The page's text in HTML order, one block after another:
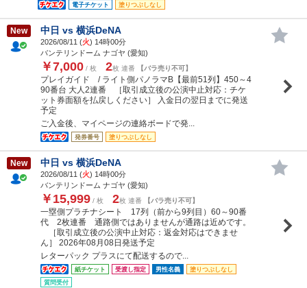
電子チケット 塗りつぶしなし
New 中日 vs 横浜DeNA
2026/08/11 (火) 14時00分
バンテリンドーム ナゴヤ (愛知)
￥7,000 / 枚 2枚 連番 【バラ売り不可】
プレイガイド / ライト側パノラマB【最前51列】450～4
90番台 大人2連番 ［取引成立後の公演中止対応：チケ
ット券面額を払戻しください］ 入金日の翌日までに発送
予定
ご入金後、マイページの連絡ボードで発...
発券番号 塗りつぶしなし
New 中日 vs 横浜DeNA
2026/08/11 (火) 14時00分
バンテリンドーム ナゴヤ (愛知)
￥15,999 / 枚 2枚 連番 【バラ売り不可】
一塁側プラチナシート 17列（前から9列目）60～90番
代 2枚連番 通路側ではありませんが通路は近めです。
［取引成立後の公演中止対応：返金対応はできませ
ん］ 2026年08月08日発送予定
レターパック プラスにて配送するので...
紙チケット 受渡し指定 男性名義
塗りつぶしなし
質問受付